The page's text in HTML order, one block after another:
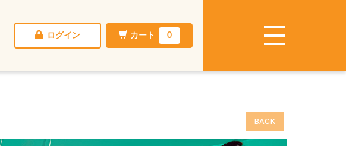
ログイン カート 0
BACK